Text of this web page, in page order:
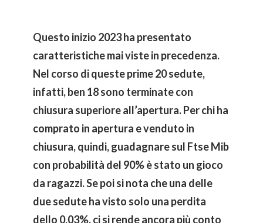
Questo inizio 2023 ha presentato
caratteristiche mai viste in precedenza.
Nel corso di queste prime 20 sedute,
infatti, ben 18 sono terminate con
chiusura superiore all’apertura. Per chi ha
comprato in apertura e venduto in
chiusura, quindi, guadagnare sul Ftse Mib
con probabilità del 90% è stato un gioco
da ragazzi. Se poi si nota che una delle
due sedute ha visto solo una perdita
dello 0,03%, ci si rende ancora più conto